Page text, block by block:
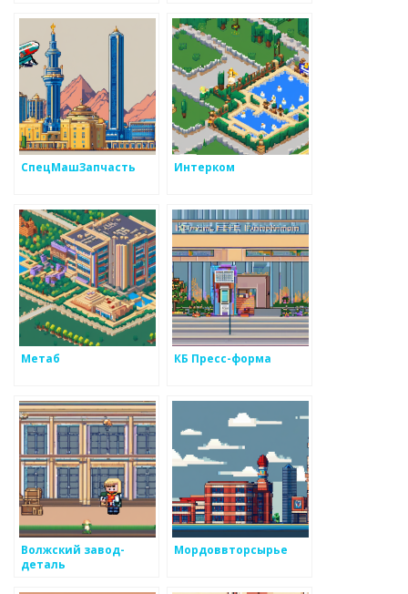
СпецМашЗапчасть Интерком
Метаб КБ Пресс-форма
Волжский завод-
деталь
Мордоввторсырье